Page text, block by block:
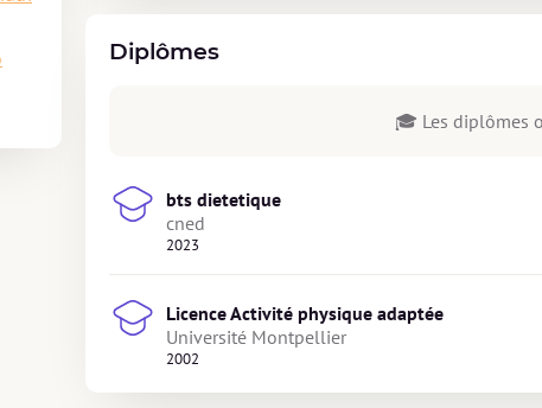
Diplômes
🎓 Les diplômes
bts dietetique
cned
2023
Licence Activité physique adaptée
Université Montpellier
2002